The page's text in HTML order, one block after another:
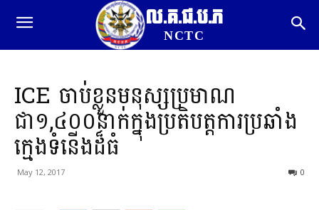
ល.គ.ជ.ប.ភ
NCTC
ICE ចាប់ខ្លួនមនុស្សប្រមាណ
ជា១,៤០០នាក់ក្នុងប្រតិបត្តការប្រឆាំង
ក្មេងទំនើងដ៏ធំ
May 12, 2017 0